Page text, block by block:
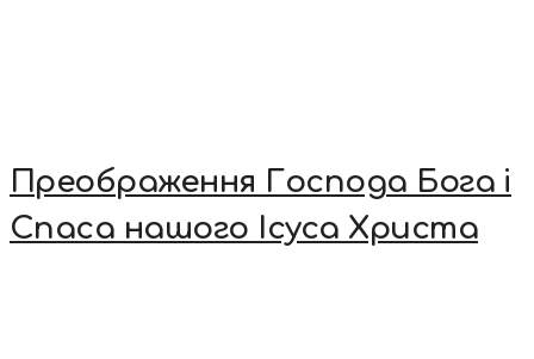
Преображення Господа Бога і
Спаса нашого Ісуса Христа